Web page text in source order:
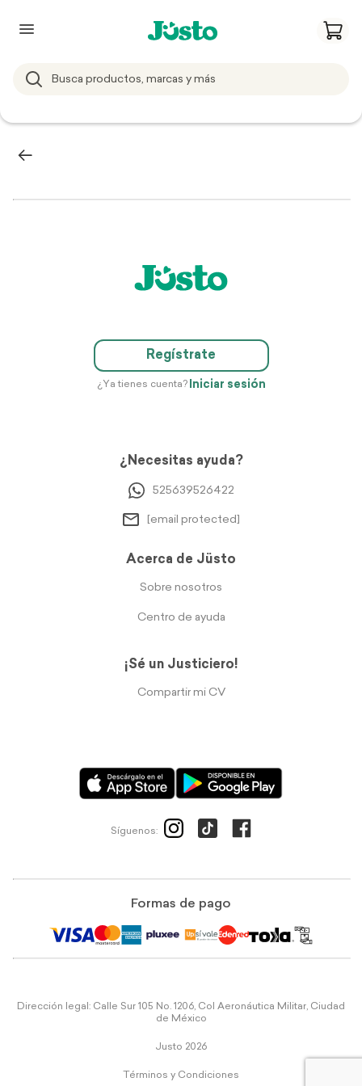
Regístrate
¿Ya tienes cuenta? Iniciar sesión
¿Necesitas ayuda?
525639526422
[email protected]
Acerca de Jüsto
Sobre nosotros
Centro de ayuda
¡Sé un Justiciero!
Compartir mi CV
Síguenos:
Formas de pago
Dirección legal: Calle Sur 105 No. 1206, Col Aeronáutica Militar, Ciudad
de México
Justo 2026
Términos y Condiciones